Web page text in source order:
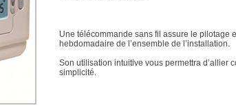
Une télécommande sans fil assure le pilotage
hebdomadaire de l’ensemble de l’installation.
Son utilisation intuitive vous permettra d’allier
simplicité.